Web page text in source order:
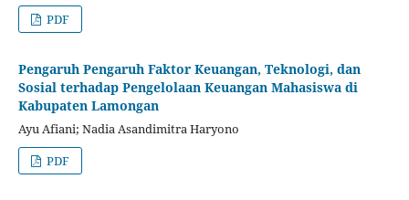
PDF
Pengaruh Pengaruh Faktor Keuangan, Teknologi, dan
Sosial terhadap Pengelolaan Keuangan Mahasiswa di
Kabupaten Lamongan
Ayu Afiani; Nadia Asandimitra Haryono
PDF